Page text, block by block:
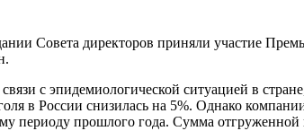
Совета директоров приняли участие
с эпидемиологической ситуацией в
в России снизилась на 5%. Однако
периоду прошлого года. Сумма отгруженной